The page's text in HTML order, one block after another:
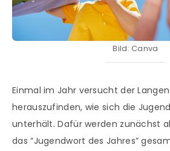
Bild: Canva
Einmal im Jahr versucht der
herauszufinden, wie sich die
unterhält. Dafür werden zunächst
das “Jugendwort des Jahres”